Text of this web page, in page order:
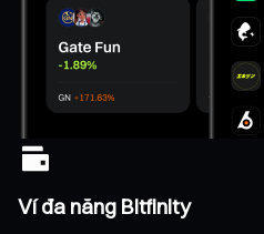
Ví đa năng Bitfinity